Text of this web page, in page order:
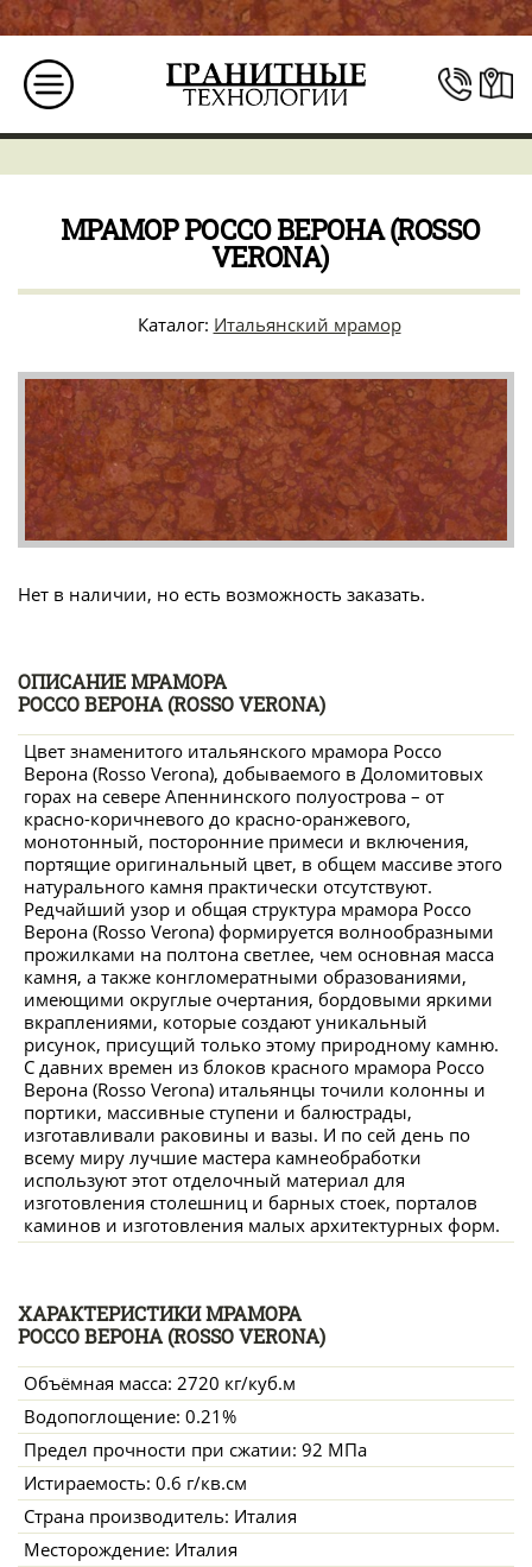
МРАМОР РОССО ВЕРОНА (ROSSO
VERONA)
Каталог: Итальянский мрамор
Нет в наличии, но есть возможность заказать.
ОПИСАНИЕ МРАМОРА
РОССО ВЕРОНА (ROSSO VERONA)
Цвет знаменитого итальянского мрамора Россо
Верона (Rosso Verona), добываемого в Доломитовых
горах на севере Апеннинского полуострова – от
красно-коричневого до красно-оранжевого,
монотонный, посторонние примеси и включения,
портящие оригинальный цвет, в общем массиве этого
натурального камня практически отсутствуют.
Редчайший узор и общая структура мрамора Россо
Верона (Rosso Verona) формируется волнообразными
прожилками на полтона светлее, чем основная масса
камня, а также конгломератными образованиями,
имеющими округлые очертания, бордовыми яркими
вкраплениями, которые создают уникальный
рисунок, присущий только этому природному камню.
С давних времен из блоков красного мрамора Россо
Верона (Rosso Verona) итальянцы точили колонны и
портики, массивные ступени и балюстрады,
изготавливали раковины и вазы. И по сей день по
всему миру лучшие мастера камнеобработки
используют этот отделочный материал для
изготовления столешниц и барных стоек, порталов
каминов и изготовления малых архитектурных форм.
ХАРАКТЕРИСТИКИ МРАМОРА
РОССО ВЕРОНА (ROSSO VERONA)
Объёмная масса: 2720 кг/куб.м
Водопоглощение: 0.21%
Предел прочности при сжатии: 92 МПа
Истираемость: 0.6 г/кв.см
Страна производитель: Италия
Месторождение: Италия